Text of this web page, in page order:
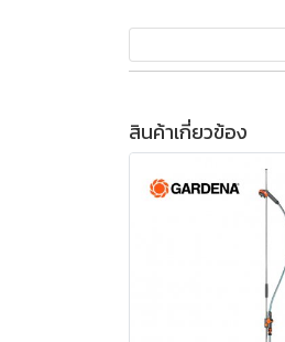
สินค้าเกี่ยวข้อง